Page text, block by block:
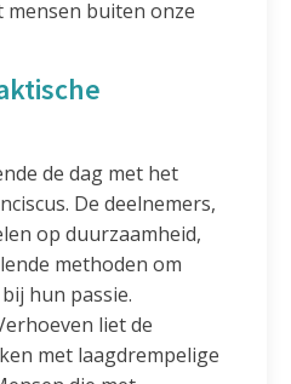
buiten onze
de dag met het
De deelnemers,
op duurzaamheid,
methoden om
hun passie.
liet de
met laagdrempelige